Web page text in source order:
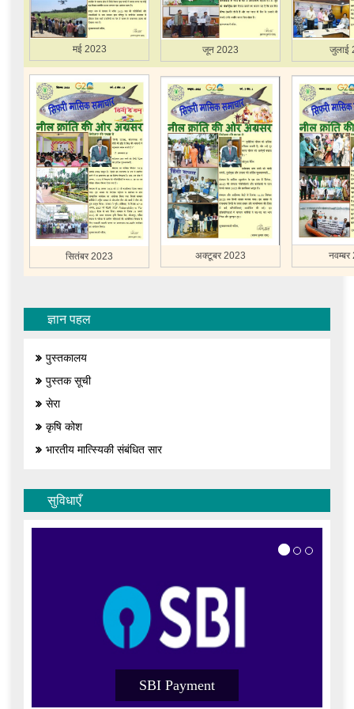
मई 2023 जून 2023 जुलाई
सितंबर 2023 अक्टूबर 2023
ज्ञान पहल
पुस्तकालय
पुस्तक सूची
सेरा
कृषि कोश
भारतीय मात्स्यिकी संबंधित सार
सुविधाएँ
SBI Payment